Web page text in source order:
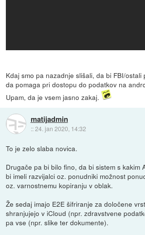
Kdaj smo pa nazadnje slišali, da bi FBI/ostali
da pomaga pri dostopu do podatkov na
Upam, da je vsem jasno zakaj.
matijadmin
::24. jan 2020, 14:32
To je zelo slaba novica.
Drugače pa bi bilo fino, da bi sistem s kakim
bi imeli razvijalci oz. ponudniki možnost
oz. varnostnemu kopiranju v oblak.
Že sedaj imajo E2E šifriranje za določene
shranjujejo v iCloud (npr. zdravstvene
pa vse (npr. slike ter dokumente).